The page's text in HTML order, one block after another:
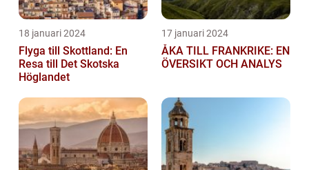
18 januari 2024
Flyga till Skottland: En
Resa till Det Skotska
Höglandet
17 januari 2024
ÅKA TILL FRANKRIKE: EN
ÖVERSIKT OCH ANALYS